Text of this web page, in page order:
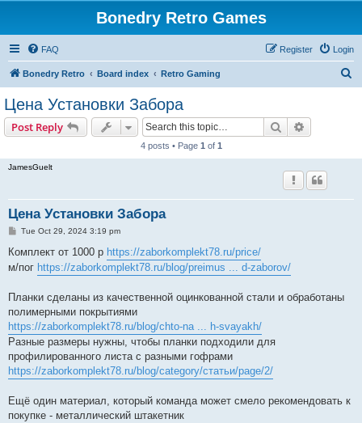
Bonedry Retro Games
FAQ Login
Register
Bonedry Retro Board index Retro Gaming
Цена Установки Забора
Post Reply Search
4 posts • Page 1 of 1
JamesGuelt
Цена Установки Забора
P
s
Tue Oct 29, 2024 3:19 pm
Комплект от 1000 р https://zaborkomplekt78.ru/price/
м/пог https://zaborkomplekt78.ru/blog/preimus ... d-zaborov/
Планки сделаны из качественной оцинкованной стали и обработаны
полимерными покрытиями
https://zaborkomplekt78.ru/blog/chto-na ... h-svayakh/
Разные размеры нужны, чтобы планки подходили для
профилированного листа с разными гофрами
https://zaborkomplekt78.ru/blog/category/статьи/page/2/
Ещё один материал, который команда может смело рекомендовать к
покупке - металлический штакетник